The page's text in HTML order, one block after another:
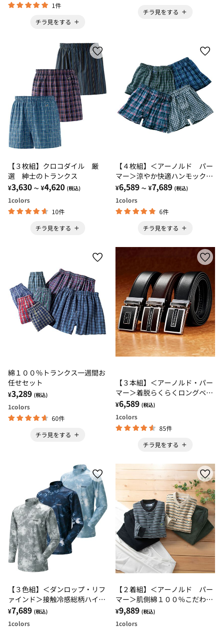
1件
チラ見をする
チラ見をする
【３枚組】クロコダイル 厳
選 紳士のトランクス
¥3,630 ～ ¥4,620 (税込)
1colors
10件
チラ見をする
【４枚組】＜アーノルド パー
マー＞涼やか快適ハンモックト
ランクス
¥6,589 ～ ¥7,689 (税込)
1colors
6件
チラ見をする
綿１００％トランクス一週間お
任せセット
¥3,289 (税込)
1colors
60件
チラ見をする
【３本組】＜アーノルド・パー
マー＞着脱らくらくロングベル
ト
¥6,589 (税込)
1colors
85件
チラ見をする
【３色組】＜ダンロップ・リフ
ァインド＞接触冷感総柄ハイネ
ック
¥7,689 (税込)
1colors
【２着組】＜アーノルド パー
マー＞肌側綿１００％こだわり
リラックスパジャマ
¥9,889 (税込)
1colors